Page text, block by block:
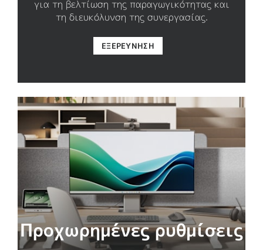
για τη βελτίωση της παραγωγικότητας και
τη διευκόλυνση της συνεργασίας.
ΕΞΕΡΕΎΝΗΣΗ
Προχωρημένες ρυθμίσεις